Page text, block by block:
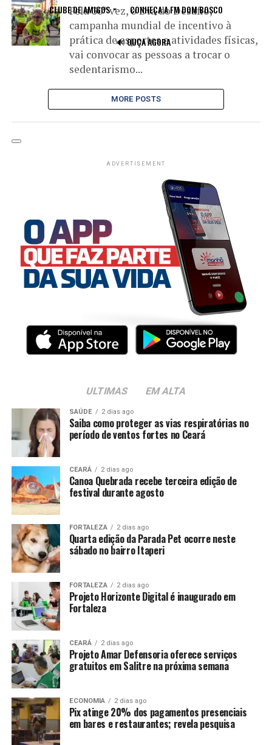
CLUBE DE AMIGOS CONHEÇA A FM DOM BOSCO
🔊 OUÇA AGORA
Pela 30ª vez, o Dia do Desafio,
campanha mundial de incentivo à
prática de esportes e atividades físicas,
vai convocar as pessoas a trocar o
sedentarismo...
MORE POSTS
ADVERTISEMENT
ULTIMAS EM ALTA
SAÚDE 2 dias ago
Saiba como proteger as vias respiratórias no
período de ventos fortes no Ceará
CEARÁ 2 dias ago
Canoa Quebrada recebe terceira edição de
festival durante agosto
FORTALEZA 2 dias ago
Quarta edição da Parada Pet ocorre neste
sábado no bairro Itaperi
FORTALEZA 2 dias ago
Projeto Horizonte Digital é inaugurado em
Fortaleza
CEARÁ 2 dias ago
Projeto Amar Defensoria oferece serviços
gratuitos em Salitre na próxima semana
ECONOMIA 2 dias ago
Pix atinge 20% dos pagamentos presenciais
em bares e restaurantes; revela pesquisa